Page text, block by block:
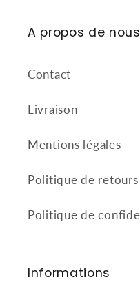
A propos de nous
Contact
Livraison
Mentions légales
Politique de retours
Politique de
Informations